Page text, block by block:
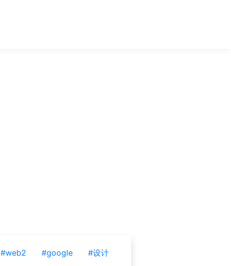
#web2 #google
#设计